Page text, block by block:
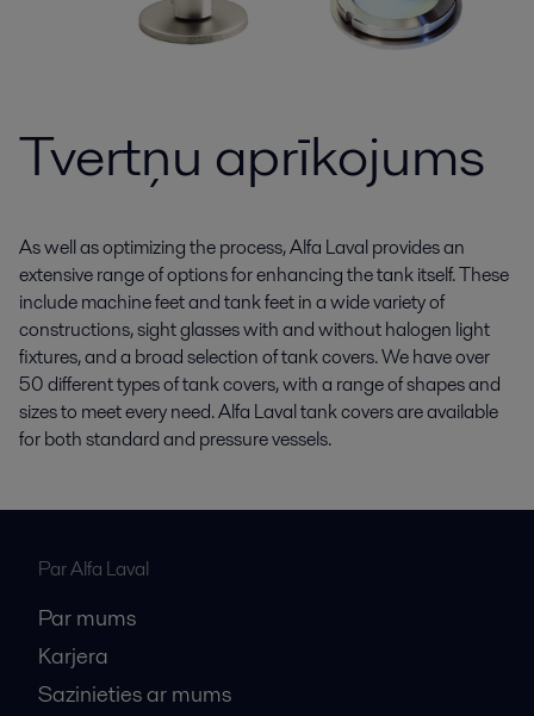
Tvertņu aprīkojums
As well as optimizing the process, Alfa Laval provides an
extensive range of options for enhancing the tank itself. These
include machine feet and tank feet in a wide variety of
constructions, sight glasses with and without halogen light
fixtures, and a broad selection of tank covers. We have over
50 different types of tank covers, with a range of shapes and
sizes to meet every need. Alfa Laval tank covers are available
for both standard and pressure vessels.
Par Alfa Laval
Par mums
Karjera
Sazinieties ar mums